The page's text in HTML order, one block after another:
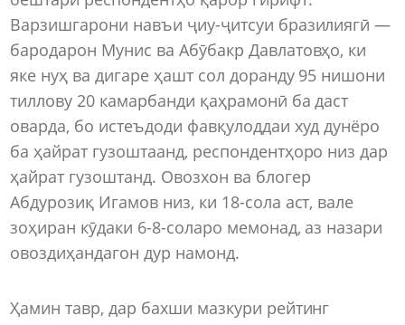
Варзишгарони навъи ҷиу-ҷитсуи бразилиягӣ —
бародарон Мунис ва Абӯбакр Давлатовҳо, ки
яке нуҳ ва дигаре ҳашт сол доранду 95 нишони
тиллову 20 камарбанди қаҳрамонӣ ба даст
оварда, бо истеъдоди фавқулоддаи худ дунёро
ба ҳайрат гузоштаанд, респондентҳоро низ дар
ҳайрат гузоштанд. Овозхон ва блогер
Абдурозиқ Игамов низ, ки 18-сола аст, вале
зоҳиран кӯдаки 6-8-соларо мемонад, аз назари
овоздиҳандагон дур намонд.
Ҳамин тавр, дар бахши мазкури рейтинг